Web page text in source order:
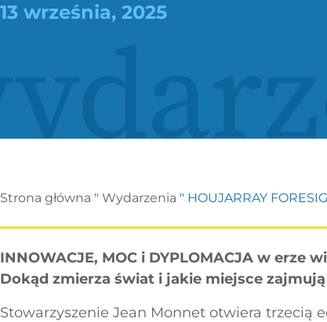
13 września, 2025
Strona główna " Wydarzenia " HOUJARRAY
INNOWACJE, MOC i DYPLOMACJA w
Dokąd zmierza świat i jakie miejsce
Stowarzyszenie Jean Monnet otwiera trzecią